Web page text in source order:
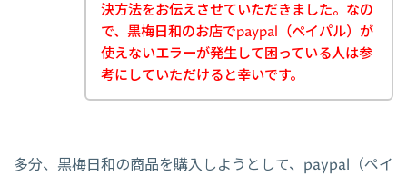
決方法をお伝えさせていただきました。なの
で、黒梅日和のお店でpaypal（ペイパル）が
使えないエラーが発生して困っている人は参
考にしていただけると幸いです。
多分、黒梅日和の商品を購入しようとして、paypal（ペイ